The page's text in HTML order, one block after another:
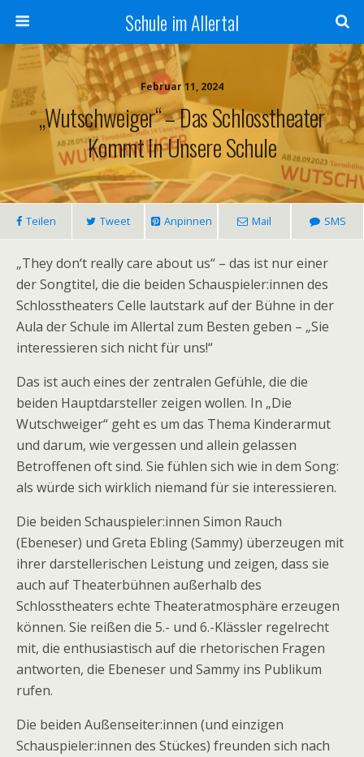
Schule im Allertal
Februar 11, 2024
„Wutschweiger“ – Das Schlosstheater
Kommt In Unsere Schule
Teilen Tweet Anpinnen Mail SMS
„They don‘t really care about us“ – das ist nur einer
der Songtitel, die die beiden Schauspieler:innen des
Schlosstheaters Celle lautstark auf der Bühne in der
Aula der Schule im Allertal zum Besten geben – „Sie
interessieren sich nicht für uns!“
Das ist auch eines der zentralen Gefühle, die die
beiden Hauptdarsteller zeigen wollen. In „Die
Wutschweiger“ geht es um das Thema Kinderarmut
und darum, wie vergessen und allein gelassen
Betroffenen oft sind. Sie fühlen sich wie in dem Song:
als würde sich wirklich niemand für sie interessieren.
Die beiden Schauspieler:innen Simon Rauch
(Ebeneser) und Greta Ebling (Sammy) überzeugen mit
ihrer darstellerischen Leistung und zeigen, dass sie
auch auf Theaterbühnen außerhalb des
Schlosstheaters echte Theateratmosphäre erzeugen
können. Sie reißen die 5.- und 6.-Klässler regelrecht
mit, die enthusiastisch auf die rhetorischen Fragen
antworten, die Ebeneser und Sammy ins Publikum
rufen.
Die beiden Außenseiter:innen (und einzigen
Schauspieler:innen des Stückes) freunden sich nach